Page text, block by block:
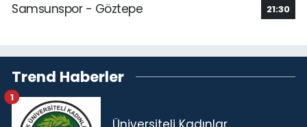
Samsunspor - Göztepe
21:30
Trend Haberler
1